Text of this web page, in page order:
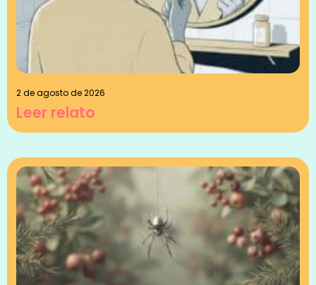
2 de agosto de 2026
Leer relato